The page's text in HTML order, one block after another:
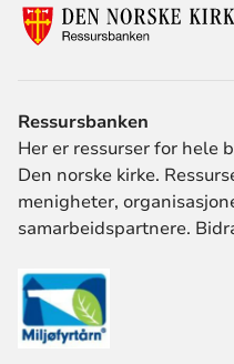
Ressursbanken
Her er ressurser for hele
Den norske kirke.
menigheter,
samarbeidspartnere.